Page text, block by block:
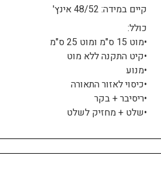
קיים במידה: 48/52 אינץ'
כולל:
•מוט 15 ס"מ ומוט 25 ס"מ
•קיט התקנה ללא מוט
•מנוע
•כיסוי לאזור התאורה
•ריסיבר + בקר
•שלט + מחזיק לשלט